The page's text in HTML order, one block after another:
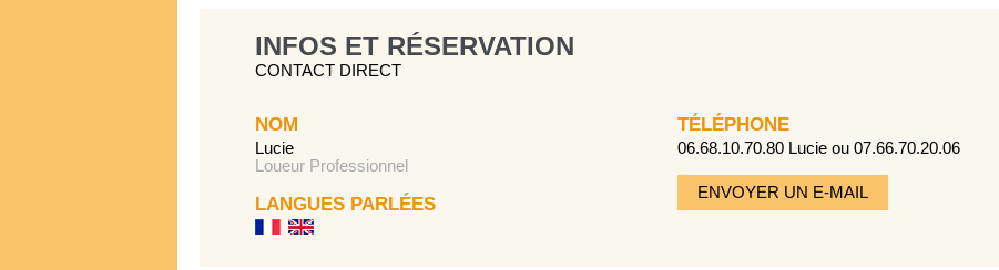
INFOS ET RÉSERVATION
CONTACT DIRECT
NOM
Lucie
Loueur Professionnel
LANGUES PARLÉES
TÉLÉPHONE
06.68.10.70.80 Lucie ou 07.66.70.20.06
ENVOYER UN E-MAIL